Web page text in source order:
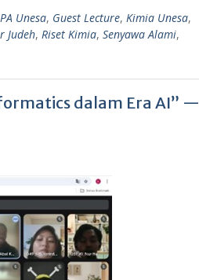
Unesa, Guest Lecture, Kimia Unesa,
Judeh, Riset Kimia, Senyawa Alami,
dalam Era AI” —